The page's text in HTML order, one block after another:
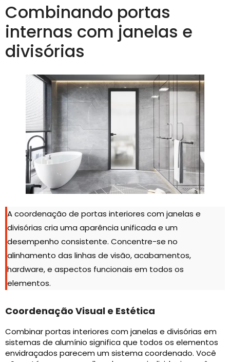
Combinando portas
internas com janelas e
divisórias
A coordenação de portas interiores com janelas e
divisórias cria uma aparência unificada e um
desempenho consistente. Concentre-se no
alinhamento das linhas de visão, acabamentos,
hardware, e aspectos funcionais em todos os
elementos.
Coordenação Visual e Estética
Combinar portas interiores com janelas e divisórias em
sistemas de alumínio significa que todos os elementos
envidraçados parecem um sistema coordenado. Você